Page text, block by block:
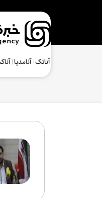
آناتک آنامدیا